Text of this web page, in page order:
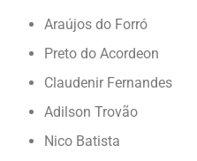
Araújos do Forró
Preto do Acordeon
Claudenir Fernandes
Adilson Trovão
Nico Batista